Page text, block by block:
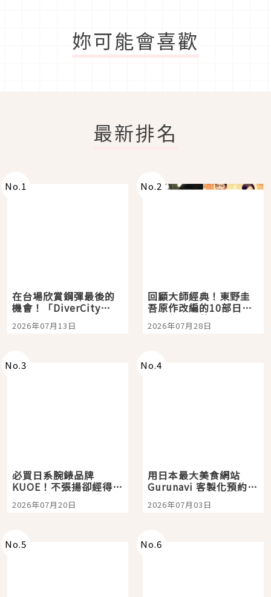
妳可能會喜歡
最新排名
No.1
在台場欣賞鋼彈最後的
機會！「DiverCity
Tokyo Plaza」搭船、
購物、美食及夜景，一
2026年07月13日
No.2
回顧大師經典！東野圭
吾原作改編的10部日本
影視作品推薦
2026年07月28日
No.3
必買日系腕錶品牌
KUOE！不張揚卻經得起
時間洗鍊的經典之作五
選
2026年07月20日
No.4
用日本最大美食網站
Gurunavi 客製化預約九
大都市餐廳，打造專屬
美食體驗！
2026年07月03日
No.5 No.6